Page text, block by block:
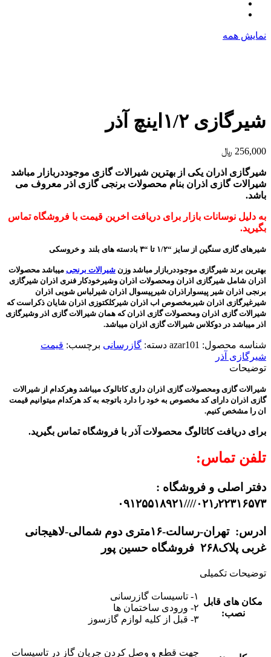
نمایش همه
شیرگازی ۱/۲اینچ آذر
256,000 ﷼
شیرگازی اذران یکی از بهترین شیرالات گازی موجوددربازار مباشد
شیرالات گازی اذران بنام محصولات برنجی گازی اذر معروف می
باشد.
به دلیل نوسانات بازار برای دریافت اخرین قیمت با فروشگاه تماس
بگیرید.
شیرهای گازی سنگین از سایز “۱/۲ تا “۳ بادسته های بلند و خروسکی
بهترین برند شیرگازی موجوددربازار مباشد وزن شیرالات برنجی میباشد محصولات
اذران شامل شیرگازی اذران ومحصولات اذران وشیرخودکار فنری اذران شیرگازی
برنجی اذران شیر پیسواراذران شیرپیسوال اذران شیرلباس شویی اذران
شیرغیرگازی اذران شیرمخصوص اب اذران شیرکلکتوزی اذران شایان ذکراست که
شیرالات گازی اذران ومحصولات گازی اذران که همان شیرالات گازی اذر وشیرگازی
اذر میباشد در دوکلاس شیرالات گازی اذران میباشد.
شناسه محصول: azar101 دسته: گازرسانی برچسب: قیمت
شیرگازی آذر
توضیحات
شیرالات گازی ومحصولات گازی اذران داری کاتالوک میباشد وهرکدام از شیرالات
گازی اذران دارای کد مخصوص به خود را دارد باتوجه به کد هرکدام میتوانیم قیمت
ان را مشخص کنیم.
برای دریافت کاتالوگ محصولات آذر با فروشگاه تماس بگیرید.
تلفن تماس:
دفتر اصلی و فروشگاه :
۰۲۱٫۲۲۳۱۶۵۷۳////۰۹۱۲۵۵۱۸۹۲۱
ادرس: تهران-رسالت-۱۶متری دوم شمالی-لاهیجانی
غربی پلاک۲۶۸ فروشگاه حسین پور
توضیحات تکمیلی
مکان های قابل
نصب:
۱- تاسیسات گازرسانی
۲- ورودی ساختمان ها
۳- قبل از کلیه لوازم گازسوز
جهت قطع و وصل کردن جریان گاز در تاسیسات